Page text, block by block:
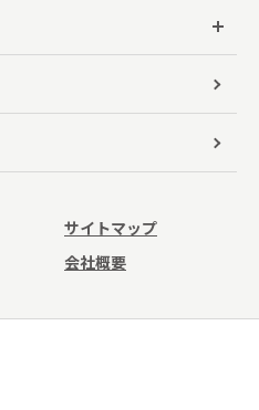
サイトマップ
会社概要